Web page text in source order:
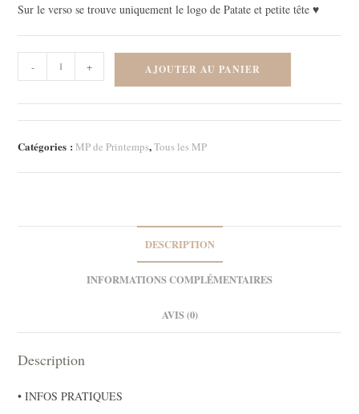
Sur le verso se trouve uniquement le logo de Patate et petite tête ♥
de
Marque-
page
-
- + AJOUTER AU PANIER
Catégories : MP de Printemps,Tous les MP
DESCRIPTION
INFORMATIONS COMPLÉMENTAIRES
AVIS (0)
Description
• INFOS PRATIQUES